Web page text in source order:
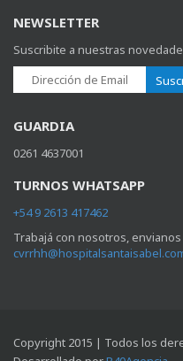
NEWSLETTER
Suscribite a nuestras
GUARDIA
0261 4637001
TURNOS WHATSAPP
+54 9 2613 417462
Trabajá con nosotros, envianos
Copyright 2015 | Todos los